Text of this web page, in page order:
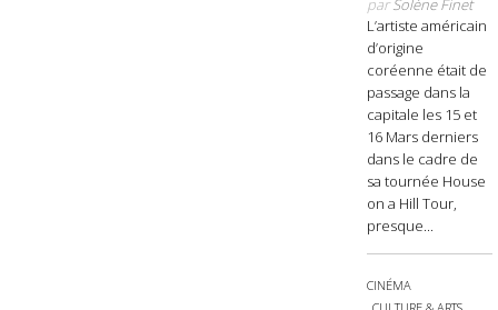
parSolène Finet
L’artiste américain
d’origine
coréenne était de
passage dans la
capitale les 15 et
16 Mars derniers
dans le cadre de
sa tournée House
on a Hill Tour,
presque...
CINÉMA